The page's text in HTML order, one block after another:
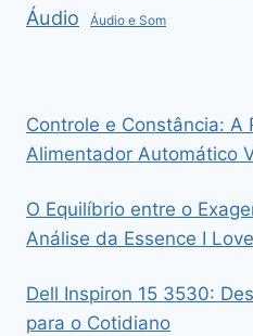
Áudio Áudio e Som
Controle e Constância: A
Alimentador Automático
O Equilíbrio entre o
Análise da Essence I
Dell Inspiron 15 3530:
para o Cotidiano